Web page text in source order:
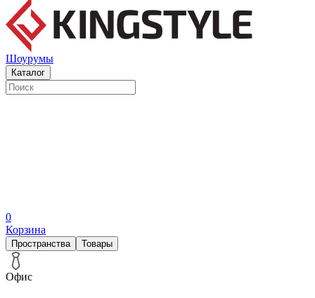
Шоурумы
Каталог
0
Корзина
Пространства Товары
Офис